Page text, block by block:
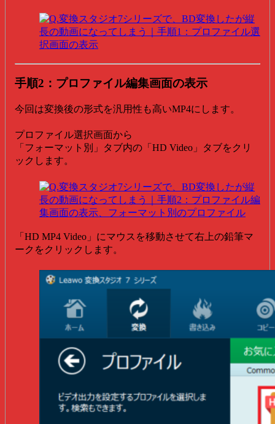
手順2：プロファイル編集画面の表示
今回は変換後の形式を汎用性も高いMP4にします。
プロファイル選択画面から
「フォーマット別」タブ内の「HD Video」タブをクリ
ックします。
「HD MP4 Video」にマウスを移動させて右上の鉛筆マ
ークをクリックします。